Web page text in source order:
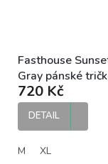
Fasthouse
Gray pánské
720 Kč
DETAIL
M XL